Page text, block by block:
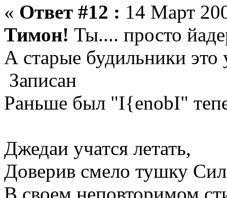
« Ответ #12 : 14 Март
Тимон! Ты.... просто
А старые будильники это
Записан
Раньше был "I{enobI"
Джедаи учатся летать,
Доверив смело тушку
В своем неповторимом